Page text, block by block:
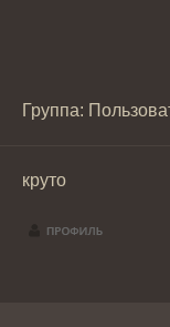
Группа:
круто